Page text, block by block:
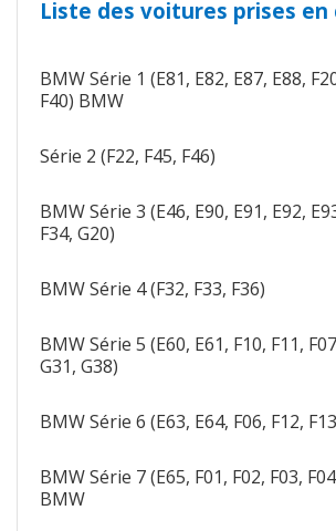
Liste des voitures prises en
BMW Série 1 (E81, E82, E87, E88,
F40) BMW
Série 2 (F22, F45, F46)
BMW Série 3 (E46, E90, E91, E92,
F34, G20)
BMW Série 4 (F32, F33, F36)
BMW Série 5 (E60, E61, F10, F11,
G31, G38)
BMW Série 6 (E63, E64, F06, F12,
BMW Série 7 (E65, F01, F02, F03,
BMW